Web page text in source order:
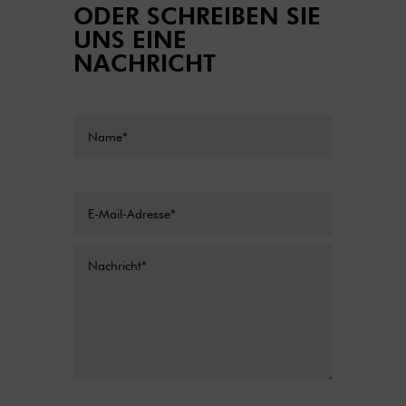
ODER SCHREIBEN SIE
UNS EINE
NACHRICHT